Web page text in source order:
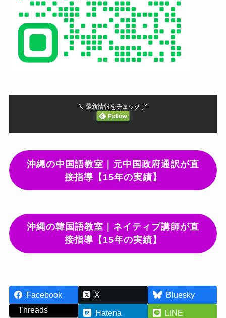
＼ 最新情報をチェック ／
沖縄の中国語教室｜元中国政府通訳が直
接指導【15年の実績】
沖縄の韓国語教室｜ネイティブ講師が直
接指導【15年の実績】
Facebook X
Bluesky
Threads
Hatena
LINE